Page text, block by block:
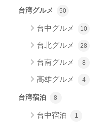
台湾グルメ 50
台中グルメ 10
台北グルメ 28
台南グルメ 8
高雄グルメ 4
台湾宿泊 8
台中宿泊 1